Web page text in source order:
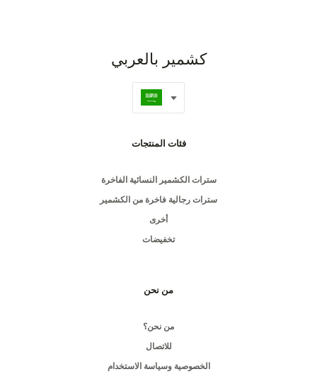
كشمير بالعربي
فئات المنتجات
سترات الكشمير النسائية الفاخرة
سترات رجالية فاخرة من الكشمير
أخرى
تخفيضات
من نحن
من نحن؟
للاتصال
الخصوصية وسياسة الاستخدام